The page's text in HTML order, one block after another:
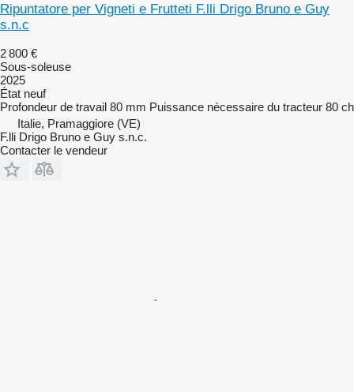
Ripuntatore per Vigneti e Frutteti F.lli Drigo Bruno e Guy
s.n.c
2 800 €
Sous-soleuse
2025
État neuf
Profondeur de travail 80 mm Puissance nécessaire du tracteur 80 ch
Italie, Pramaggiore (VE)
F.lli Drigo Bruno e Guy s.n.c.
Contacter le vendeur